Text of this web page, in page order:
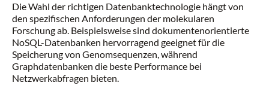
Die Wahl der richtigen Datenbanktechnologie hängt von
den spezifischen Anforderungen der molekularen
Forschung ab. Beispielsweise sind dokumentenorientierte
NoSQL-Datenbanken hervorragend geeignet für die
Speicherung von Genomsequenzen, während
Graphdatenbanken die beste Performance bei
Netzwerkabfragen bieten.